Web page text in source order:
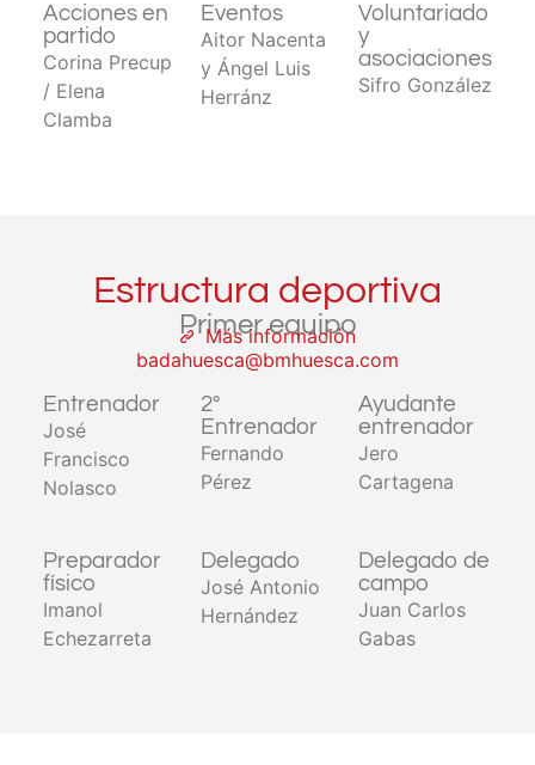
Acciones en
partido
Corina Precup
/ Elena
Clamba
Eventos
Aitor Nacenta
y Ángel Luis
Herránz
Voluntariado
y
asociaciones
Sifro González
Estructura deportiva
Primer equipo
Más información
badahuesca@bmhuesca.com
Entrenador
José
Francisco
Nolasco
2º
Entrenador
Fernando
Pérez
Ayudante
entrenador
Jero
Cartagena
Preparador
físico
Imanol
Echezarreta
Delegado
José Antonio
Hernández
Delegado de
campo
Juan Carlos
Gabas